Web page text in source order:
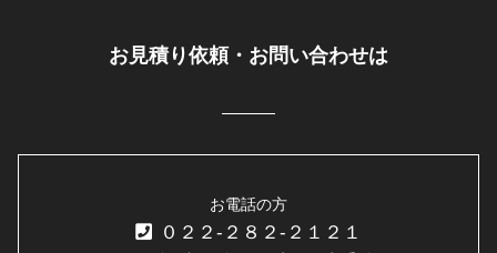
お見積り依頼・お問い合わせは
お電話の方
０２２-２８２-２１２１